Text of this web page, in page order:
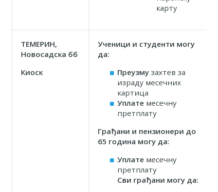
карту
ТЕМЕРИН,
Новосадска бб
Киоск
Ученици и студенти могу
да:
Преузму захтев за
израду месечних
картица
Уплате месечну
претплату
Грађани и пензионери до
65 година могу да:
Уплате месечну
претплату
Сви грађани могу да: